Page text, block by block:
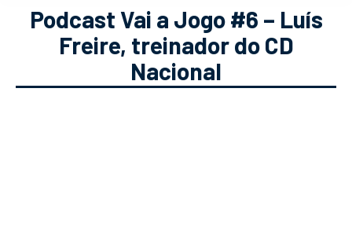
Podcast Vai a Jogo #6 – Luís
Freire, treinador do CD
Nacional